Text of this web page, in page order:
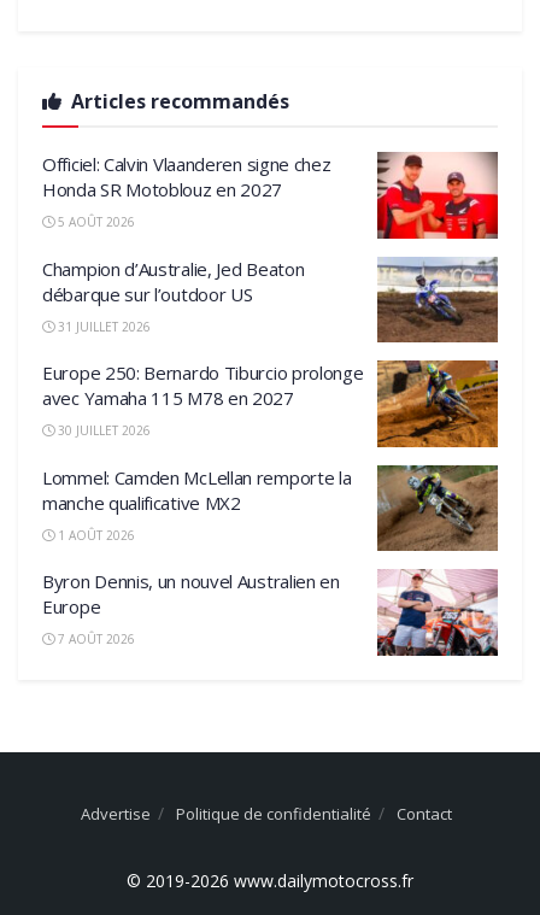
Articles recommandés
Officiel: Calvin Vlaanderen signe chez
Honda SR Motoblouz en 2027
5 AOÛT 2026
Champion d’Australie, Jed Beaton
débarque sur l’outdoor US
31 JUILLET 2026
Europe 250: Bernardo Tiburcio prolonge
avec Yamaha 115 M78 en 2027
30 JUILLET 2026
Lommel: Camden McLellan remporte la
manche qualificative MX2
1 AOÛT 2026
Byron Dennis, un nouvel Australien en
Europe
7 AOÛT 2026
Advertise Politique de confidentialité Contact
© 2019-2026 www.dailymotocross.fr